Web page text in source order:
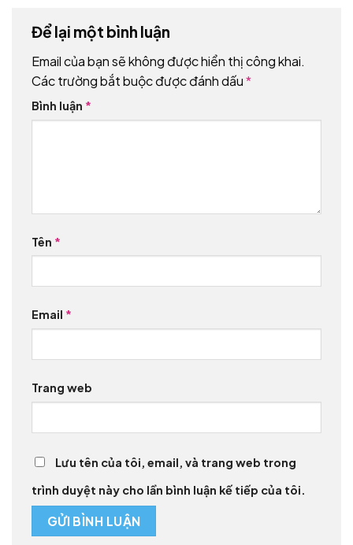
Để lại một bình luận
Email của bạn sẽ không được hiển thị công khai.
Các trường bắt buộc được đánh dấu*
Bình luận *
Tên *
Email *
Trang web
Lưu tên của tôi, email, và trang web trong
trình duyệt này cho lần bình luận kế tiếp của tôi.